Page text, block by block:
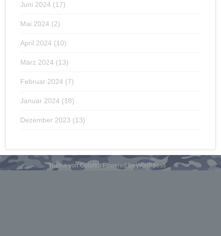
Juni 2024 (17)
Mai 2024 (2)
April 2024 (10)
März 2024 (13)
Februar 2024 (7)
Januar 2024 (18)
Dezember 2023 (13)
Theme vonColorlib Powered byWordPress